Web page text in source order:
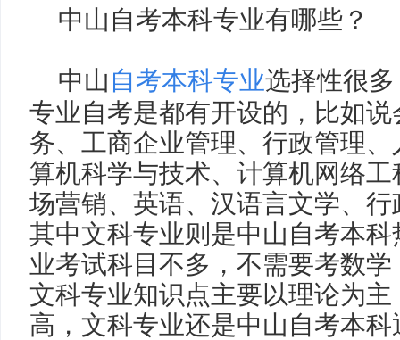
中山自考本科专业有哪些？
中山 自考本科专业选择性很
专业自考是都有开设的，比如
务、工商企业管理、行政管理
算机科学与技术、计算机网络
场营销、英语、汉语言文学、
其中文科专业则是中山自考本
业考试科目不多，不需要考数
文科专业知识点主要以理论为
高，文科专业还是中山自考本